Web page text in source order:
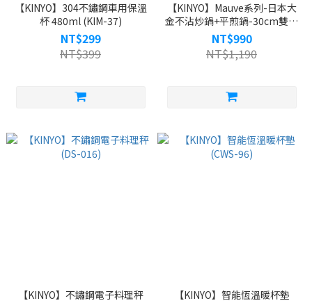
【KINYO】304不鏽鋼車用保溫
杯 480ml (KIM-37)
NT$299
NT$399
【KINYO】Mauve系列-日本大
金不沾炒鍋+平煎鍋-30cm雙鍋
三件組 (MP-3028)
NT$990
NT$1,190
【KINYO】不鏽鋼電子料理秤
【KINYO】智能恆溫暖杯墊